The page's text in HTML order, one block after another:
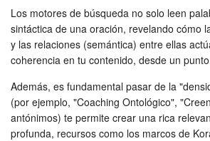
Los motores de búsqueda no solo leen
sintáctica de una oración, revelando cómo
y las relaciones (semántica) entre ellas
coherencia en tu contenido, desde un
Además, es fundamental pasar de la
(por ejemplo, "Coaching Ontológico",
antónimos) te permite crear una rica
profunda, recursos como los marcos de